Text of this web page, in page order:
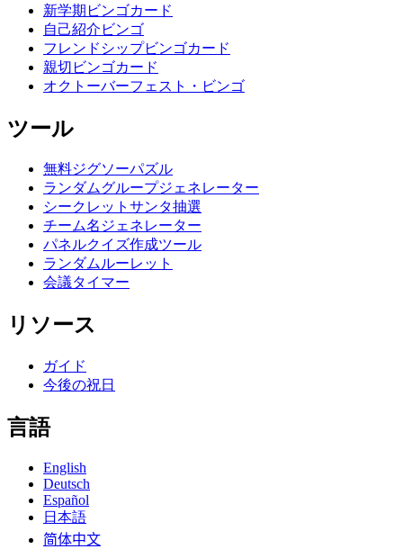
新学期ビンゴカード
自己紹介ビンゴ
フレンドシップビンゴカード
親切ビンゴカード
オクトーバーフェスト・ビンゴ
ツール
無料ジグソーパズル
ランダムグループジェネレーター
シークレットサンタ抽選
チーム名ジェネレーター
パネルクイズ作成ツール
ランダムルーレット
会議タイマー
リソース
ガイド
今後の祝日
言語
English
Deutsch
Español
日本語
简体中文